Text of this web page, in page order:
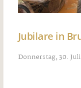
Jubilare in
Donnerstag, 30.